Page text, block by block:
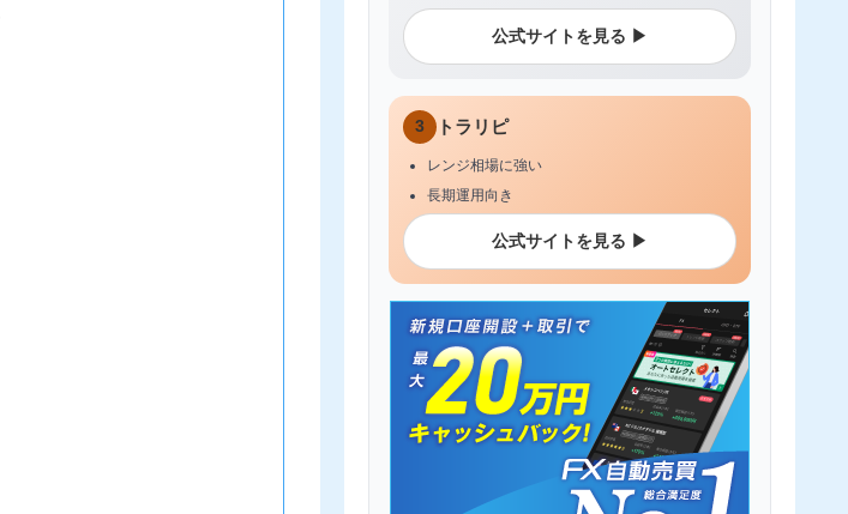
公式サイトを見る ▶
3 トラリピ
レンジ相場に強い
長期運用向き
公式サイトを見る ▶